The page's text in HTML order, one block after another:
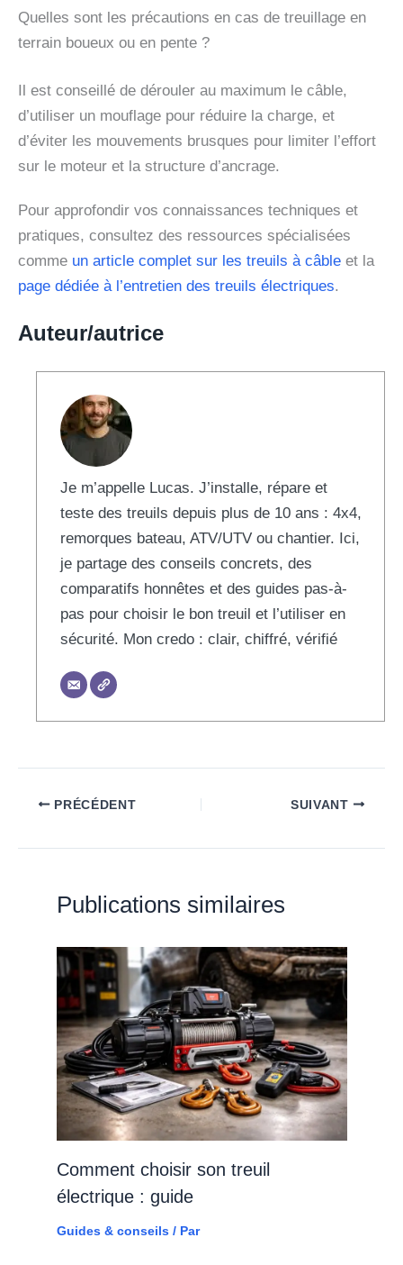
Quelles sont les précautions en cas de treuillage en
terrain boueux ou en pente ?
Il est conseillé de dérouler au maximum le câble,
d’utiliser un mouflage pour réduire la charge, et
d’éviter les mouvements brusques pour limiter l’effort
sur le moteur et la structure d’ancrage.
Pour approfondir vos connaissances techniques et
pratiques, consultez des ressources spécialisées
comme un article complet sur les treuils à câble et la
page dédiée à l’entretien des treuils électriques.
Auteur/autrice
Je m’appelle Lucas. J’installe, répare et
teste des treuils depuis plus de 10 ans : 4x4,
remorques bateau, ATV/UTV ou chantier. Ici,
je partage des conseils concrets, des
comparatifs honnêtes et des guides pas-à-
pas pour choisir le bon treuil et l’utiliser en
sécurité. Mon credo : clair, chiffré, vérifié
PRÉCÉDENT SUIVANT
Publications similaires
Comment choisir son treuil
électrique : guide
Guides & conseils/ Par